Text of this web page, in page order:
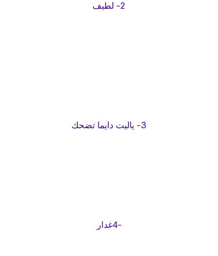
2- لطيف
3- ياليت دايما تضحك
-4غدار